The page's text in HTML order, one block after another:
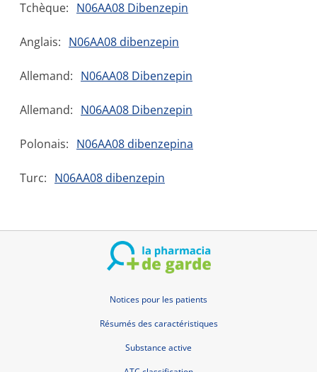
Tchèque: N06AA08 Dibenzepin
Anglais: N06AA08 dibenzepin
Allemand: N06AA08 Dibenzepin
Allemand: N06AA08 Dibenzepin
Polonais: N06AA08 dibenzepina
Turc: N06AA08 dibenzepin
Notices pour les patients
Résumés des caractéristiques
Substance active